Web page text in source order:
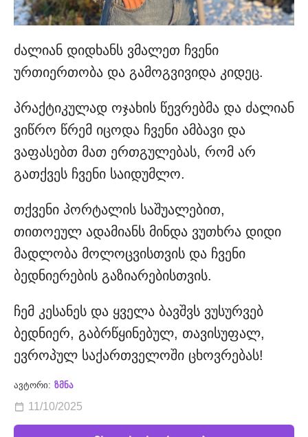
ძალიან დიდხანს ვმალეთ ჩვენი
ურთიერთობა და გამოგვივიდა კიდეც.
პრაქტიკულად ოჯახის წევრებმა და ძალიან
ვიწრო წრემ იცოდა ჩვენი ამბავი და
ვაფასებთ მათ ერთგულებას, რომ არ
გათქვეს ჩვენი საიდუმლო.
თქვენი პორტალის საშუალებით,
თითოეულ ადამიანს მინდა ვუთხრა დიდი
მადლობა მოლოცვისთვის და ჩვენი
ბედნიერების გაზიარებისთვის.
ჩემ კესანეს და ყველა ბავშვს ვუსურვებ
ბედნიერ, გაბრწყინებულ, თავისუფალ,
ევროპულ საქართველოში ცხოვრებას!
ავტორი: ზმნა
11/10/2025